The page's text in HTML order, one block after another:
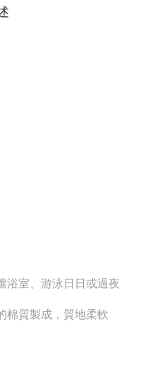
浴室、游泳日日或過夜
棉質製成，質地柔軟